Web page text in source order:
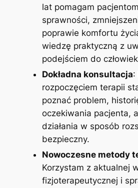
lat pomagam
sprawności,
poprawie komfortu
wiedzę praktyczną z
podejściem do
Dokładna konsultacja:
rozpoczęciem terapii
poznać problem,
oczekiwania pacjenta,
działania w sposób
bezpieczny.
Nowoczesne metody
Korzystam z aktualnej
fizjoterapeutycznej i